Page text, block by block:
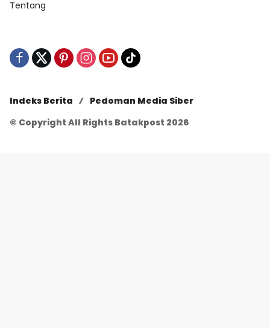
Tentang
Indeks Berita
Pedoman Media Siber
© Copyright All Rights Batakpost 2026